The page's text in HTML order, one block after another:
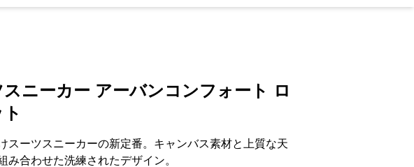
スニーカー アーバンコンフォート ロ
スーツスニーカーの新定番。キャンバス素材と上質な天
み合わせた洗練されたデザイン。